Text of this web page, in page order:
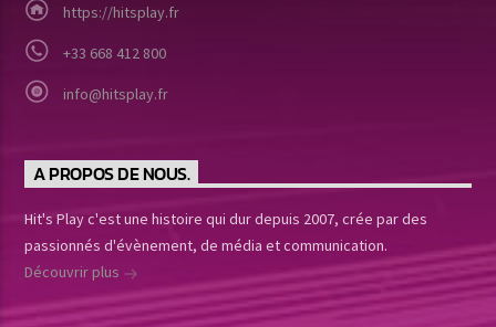
https://hitsplay.fr
+33 668 412 800
info@hitsplay.fr
A PROPOS DE NOUS.
Hit's Play c'est une histoire qui dur depuis 2007, crée par des
passionnés d'évènement, de média et communication.
Découvrir plus